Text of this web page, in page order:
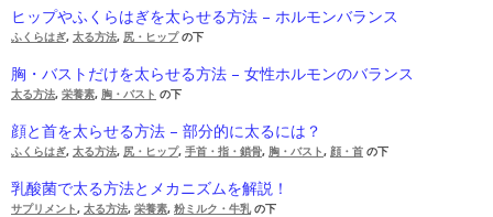
ヒップやふくらはぎを太らせる方法 – ホルモンバランス
ふくらはぎ, 太る方法, 尻・ヒップの下
胸・バストだけを太らせる方法 – 女性ホルモンのバランス
太る方法, 栄養素, 胸・バスト の下
顔と首を太らせる方法 – 部分的に太るには？
ふくらはぎ, 太る方法, 尻・ヒップ, 手首・指・鎖骨, 胸・バスト, 顔・首 の下
乳酸菌で太る方法とメカニズムを解説！
サプリメント, 太る方法, 栄養素, 粉ミルク・牛乳 の下